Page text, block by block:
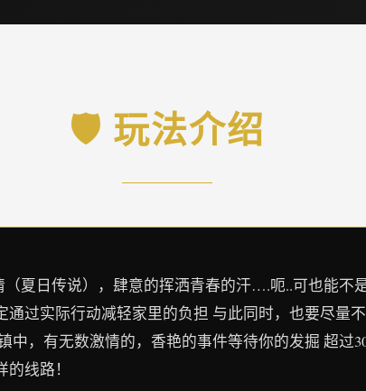
🛡️ 玩法介绍
夏日传说），肆意的挥洒青春的汗….呃..可也能不
过实际行动减轻家里的负担 与此同时，也要尽量
，有无数激情的，香艳的事件等待你的发掘 超过
线路！